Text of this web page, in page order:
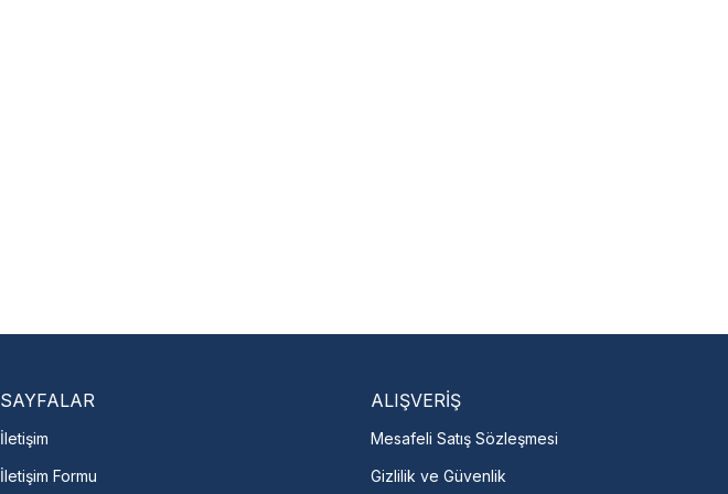
SAYFALAR
İletişim
İletişim Formu
ALIŞVERİŞ
Mesafeli Satış Sözleşmesi
Gizlilik ve Güvenlik